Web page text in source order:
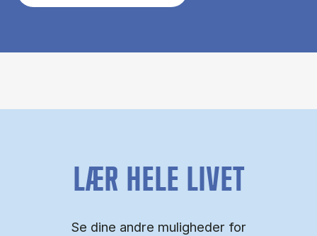
LÆR HELE LIVET
Se dine andre muligheder for